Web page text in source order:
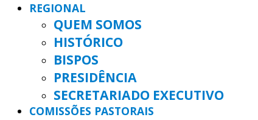
REGIONAL
QUEM SOMOS
HISTÓRICO
BISPOS
PRESIDÊNCIA
SECRETARIADO EXECUTIVO
COMISSÕES PASTORAIS